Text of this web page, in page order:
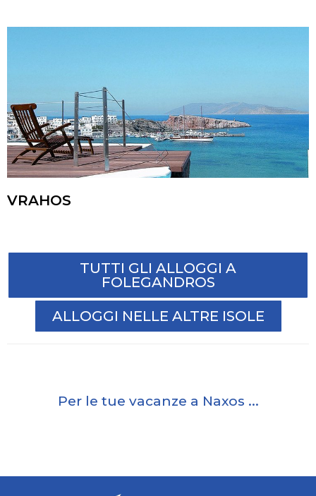
VRAHOS
TUTTI GLI ALLOGGI A
FOLEGANDROS
ALLOGGI NELLE ALTRE ISOLE
Per le tue vacanze a Naxos ...